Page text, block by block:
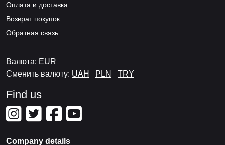
Оплата и доставка
Возврат покупок
Обратная связь
Валюта: EUR
Сменить валюту: UAH PLN TRY
Find us
Company details